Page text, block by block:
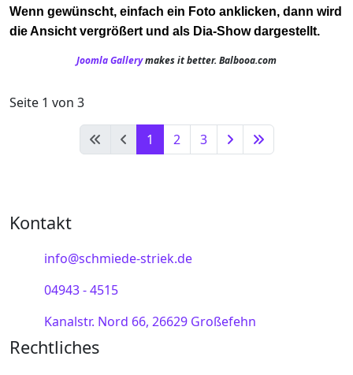
Wenn gewünscht, einfach ein Foto anklicken, dann wird
die Ansicht vergrößert und als Dia-Show dargestellt.
Joomla Gallerymakes it better. Balbooa.com
Seite 1 von 3
1 2 3
Kontakt
info@schmiede-striek.de
04943 - 4515
Kanalstr. Nord 66, 26629 Großefehn
Rechtliches